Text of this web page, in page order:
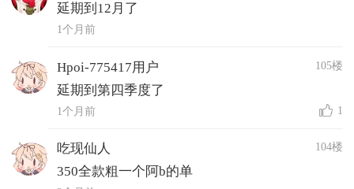
延期到12月了
1个月前
Hpoi-775417用户 105楼
延期到第四季度了
1个月前 1
吃现仙人 104楼
350全款粗一个阿b的单